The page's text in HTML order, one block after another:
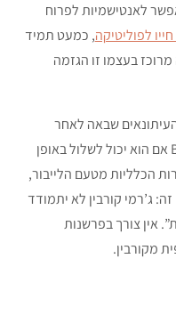
לאנטישמיות לפרוח
לפוליטיקה, כמעט תמיד
בעצמו זו הגזמה
שבאה לאחר
ההצהרה. סטארמר נשאל על-ידי ה-BBC אם הוא יכול לשלול באופן
הכלליות מטעם הלייבור,
ג’רמי קורבין לא יתמודד
אין צורך בפרשנות
מקורבין.